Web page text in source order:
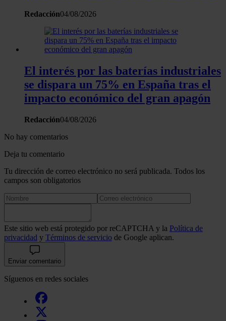
Redacción04/08/2026
El interés por las baterías industriales
se dispara un 75% en España tras el
impacto económico del gran apagón
Redacción04/08/2026
No hay comentarios
Deja tu comentario
Tu dirección de correo electrónico no será publicada. Todos los
campos son obligatorios
Este sitio web está protegido por reCAPTCHA y la Política de
privacidad y Términos de servicio de Google aplican.
Enviar comentario
Síguenos en redes sociales